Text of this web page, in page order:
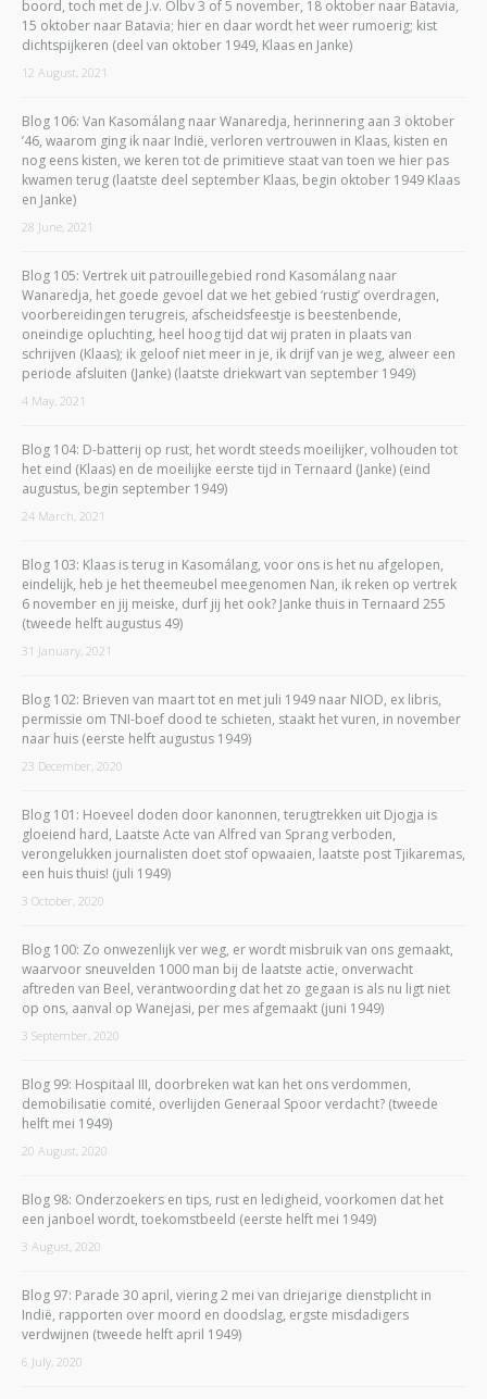
boord, toch met de J.v. Olbv 3 of 5 november, 18 oktober naar Batavia,
15 oktober naar Batavia; hier en daar wordt het weer rumoerig; kist
dichtspijkeren (deel van oktober 1949, Klaas en Janke)
12 August, 2021
Blog 106: Van Kasomálang naar Wanaredja, herinnering aan 3 oktober
’46, waarom ging ik naar Indië, verloren vertrouwen in Klaas, kisten en
nog eens kisten, we keren tot de primitieve staat van toen we hier pas
kwamen terug (laatste deel september Klaas, begin oktober 1949 Klaas
en Janke)
28 June, 2021
Blog 105: Vertrek uit patrouillegebied rond Kasomálang naar
Wanaredja, het goede gevoel dat we het gebied ‘rustig’ overdragen,
voorbereidingen terugreis, afscheidsfeestje is beestenbende,
oneindige opluchting, heel hoog tijd dat wij praten in plaats van
schrijven (Klaas); ik geloof niet meer in je, ik drijf van je weg, alweer een
periode afsluiten (Janke) (laatste driekwart van september 1949)
4 May, 2021
Blog 104: D-batterij op rust, het wordt steeds moeilijker, volhouden tot
het eind (Klaas) en de moeilijke eerste tijd in Ternaard (Janke) (eind
augustus, begin september 1949)
24 March, 2021
Blog 103: Klaas is terug in Kasomálang, voor ons is het nu afgelopen,
eindelijk, heb je het theemeubel meegenomen Nan, ik reken op vertrek
6 november en jij meiske, durf jij het ook? Janke thuis in Ternaard 255
(tweede helft augustus 49)
31 January, 2021
Blog 102: Brieven van maart tot en met juli 1949 naar NIOD, ex libris,
permissie om TNI-boef dood te schieten, staakt het vuren, in november
naar huis (eerste helft augustus 1949)
23 December, 2020
Blog 101: Hoeveel doden door kanonnen, terugtrekken uit Djogja is
gloeiend hard, Laatste Acte van Alfred van Sprang verboden,
verongelukken journalisten doet stof opwaaien, laatste post Tjikaremas,
een huis thuis! (juli 1949)
3 October, 2020
Blog 100: Zo onwezenlijk ver weg, er wordt misbruik van ons gemaakt,
waarvoor sneuvelden 1000 man bij de laatste actie, onverwacht
aftreden van Beel, verantwoording dat het zo gegaan is als nu ligt niet
op ons, aanval op Wanejasi, per mes afgemaakt (juni 1949)
3 September, 2020
Blog 99: Hospitaal III, doorbreken wat kan het ons verdommen,
demobilisatie comité, overlijden Generaal Spoor verdacht? (tweede
helft mei 1949)
20 August, 2020
Blog 98: Onderzoekers en tips, rust en ledigheid, voorkomen dat het
een janboel wordt, toekomstbeeld (eerste helft mei 1949)
3 August, 2020
Blog 97: Parade 30 april, viering 2 mei van driejarige dienstplicht in
Indië, rapporten over moord en doodslag, ergste misdadigers
verdwijnen (tweede helft april 1949)
6 July, 2020